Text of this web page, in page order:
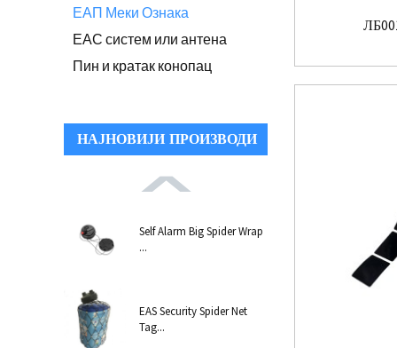
ЕАП Меки Ознака
ЕАС систем или антена
Пин и кратак конопац
НАЈНОВИЈИ ПРОИЗВОДИ
Self Alarm Big Spider Wrap
...
EAS Security Spider Net
Tag...